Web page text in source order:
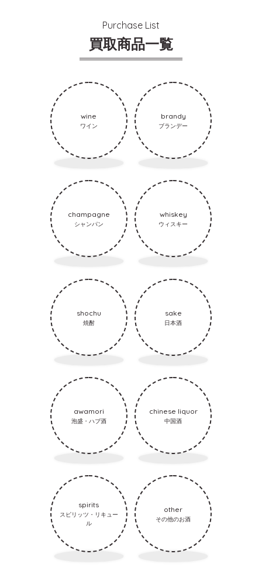
Purchase List
買取商品一覧
wine
ワイン
brandy
ブランデー
champagne
シャンパン
whiskey
ウィスキー
shochu
焼酎
sake
日本酒
awamori
泡盛・ハブ酒
chinese liquor
中国酒
spirits
スピリッツ・リキュー
ル
other
その他のお酒